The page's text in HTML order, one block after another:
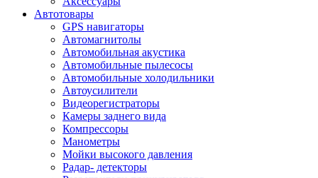
Автотовары
GPS навигаторы
Автомагнитолы
Автомобильная акустика
Автомобильные пылесосы
Автомобильные холодильники
Автоусилители
Видеорегистраторы
Камеры заднего вида
Компрессоры
Манометры
Мойки высокого давления
Радар- детекторы